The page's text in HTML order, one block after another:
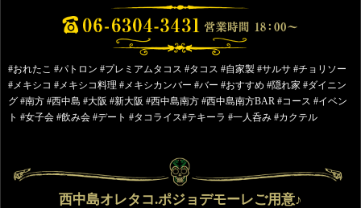
#おれたこ #パトロン #プレミアムタコス #タコス #自家製 #サルサ #チョリソー
#メキシコ #メキシコ料理 #メキシカンバー #バー #おすすめ #隠れ家 #ダイニン
グ #南方 #西中島 #大阪 #新大阪 #西中島南方 #西中島南方BAR #コース #イベン
ト #女子会 #飲み会 #デート #タコライス#テキーラ #一人呑み #カクテル
西中島オレタコ.ポジョデモーレご用意♪